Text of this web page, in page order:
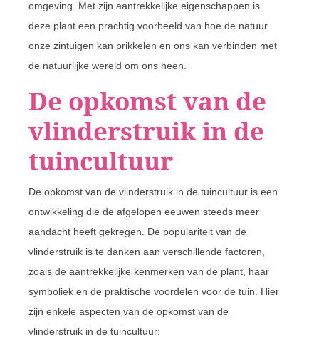
omgeving. Met zijn aantrekkelijke eigenschappen is
deze plant een prachtig voorbeeld van hoe de natuur
onze zintuigen kan prikkelen en ons kan verbinden met
de natuurlijke wereld om ons heen.
De opkomst van de
vlinderstruik in de
tuincultuur
De opkomst van de vlinderstruik in de tuincultuur is een
ontwikkeling die de afgelopen eeuwen steeds meer
aandacht heeft gekregen. De populariteit van de
vlinderstruik is te danken aan verschillende factoren,
zoals de aantrekkelijke kenmerken van de plant, haar
symboliek en de praktische voordelen voor de tuin. Hier
zijn enkele aspecten van de opkomst van de
vlinderstruik in de tuincultuur: